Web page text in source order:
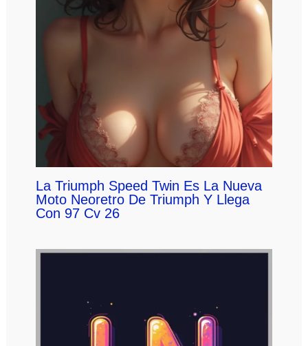
La Triumph Speed Twin Es La Nueva
Moto Neoretro De Triumph Y Llega
Con 97 Cv 26